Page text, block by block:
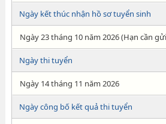
Ngày kết thúc nhận hồ sơ tuyển sinh
Ngày 23 tháng 10 năm 2026 (Hạn cần
Ngày thi tuyển
Ngày 14 tháng 11 năm 2026
Ngày công bố kết quả thi tuyển